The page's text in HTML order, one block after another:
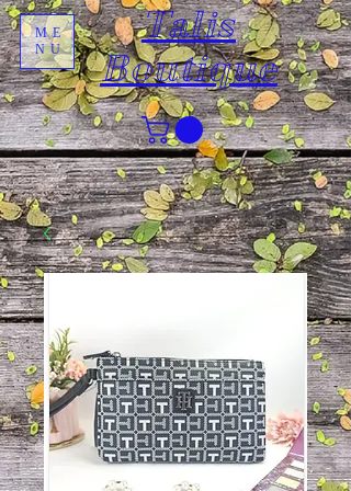
Talis
Boutique
ME
NU